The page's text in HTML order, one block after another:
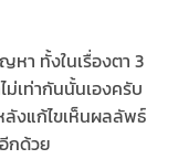
หา ทั้งในเรื่องตา 3
เท่ากันนั้นเองครับ
ลังแก้ไขเห็นผลลัพธ์
กด้วย